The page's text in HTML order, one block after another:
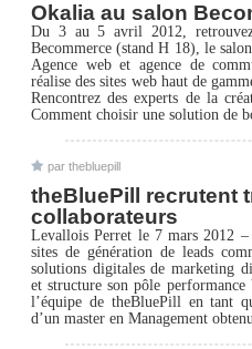
Okalia au salon
Du 3 au 5 avril 2012,
Becommerce (stand H 18), le
Agence web et agence de
réalise des sites web haut de
Rencontrez des experts de la
Comment choisir une solution de
par thebluepill
theBluePill recrutent
collaborateurs
Levallois Perret le 7 mars 2012 –
sites de génération de leads
solutions digitales de marketing
et structure son pôle
l’équipe de theBluePill en tant
d’un master en Management